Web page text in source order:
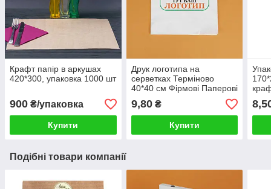
Крафт папір в аркушах
420*300, упаковка 1000 шт
900 ₴/упаковка
Купити
Друк логотипа на
серветках Терміново
40*40 см Фірмові Паперові
серветки для сервіровки
9,80₴
Купити
з
Подібні товари компанії